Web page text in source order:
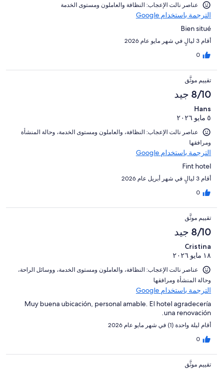
عناصر نالت الإعجاب: ⁦النظافة⁩ و⁦العاملون ومستوى الخدمة⁩
الترجمة باستخدام Google
Bien situé
أقام 3 ليالٍ في شهر مايو عام 2026
0
تقييم موثَّق
8/10 جيد
Hans
٥ مايو ٢٠٢٦
عناصر نالت الإعجاب: ⁦النظافة⁩، و⁦العاملون ومستوى الخدمة⁩، و⁦حالة المنشأة
ومرافقها⁩
الترجمة باستخدام Google
Fint hotel
أقام 3 ليالٍ في شهر أبريل عام 2026
0
تقييم موثَّق
8/10 جيد
Cristina
١٨ مايو ٢٠٢٦
عناصر نالت الإعجاب: ⁦النظافة⁩، و⁦العاملون ومستوى الخدمة⁩، و⁦وسائل الراحة⁩،
و⁦حالة المنشأة ومرافقها⁩
الترجمة باستخدام Google
Muy buena ubicación, personal amable. El hotel agradecería
una renovación.
أقام ليلة واحدة (1) في شهر مايو عام 2026
0
تقييم موثَّق